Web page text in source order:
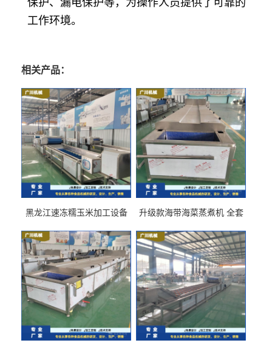
保护、漏电保护等，为操作人员提供了可靠的
工作环境。
相关产品：
黑龙江速冻糯玉米加工设备
升级款海带海菜蒸煮机 全套
到家